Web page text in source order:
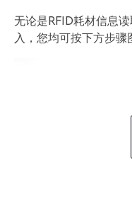
无论是RFID耗材信息
入，您均可按下方步骤